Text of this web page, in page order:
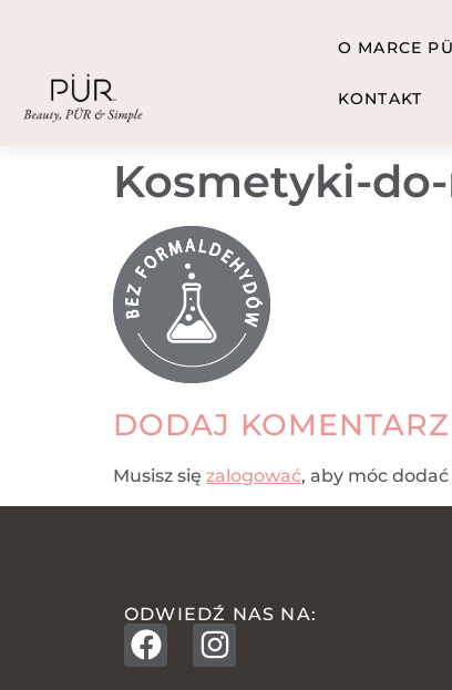
O MARCE
KONTAKT
Kosmetyki-
DODAJ KOMENTARZ
Musisz się zalogować, aby móc
ODWIEDŹ NAS NA: